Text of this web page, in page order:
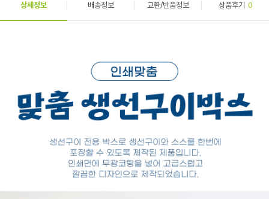
상세정보 배송정보 교환/반품정보 상품후기 0